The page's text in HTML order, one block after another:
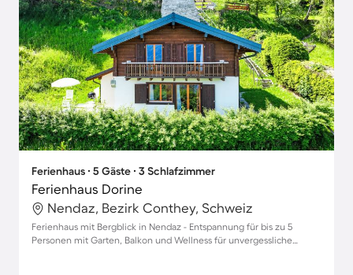
Ferienhaus ∙ 5 Gäste ∙ 3 Schlafzimmer
Ferienhaus Dorine
Nendaz, Bezirk Conthey, Schweiz
Ferienhaus mit Bergblick in Nendaz - Entspannung für bis zu 5
Personen mit Garten, Balkon und Wellness für unvergessliche